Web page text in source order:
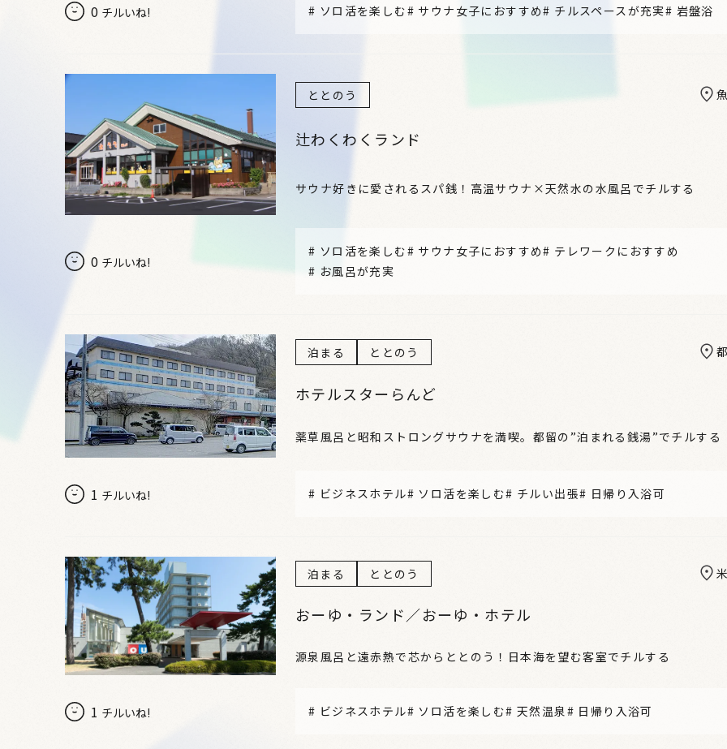
0 チルいね! # ソロ活を楽しむ# サウナ女子におすすめ# チルスペースが充実# 岩盤浴
ととのう
辻わくわくランド
0 チルいね!
サウナ好きに愛されるスパ銭！高温サウナ×天然水の水風呂でチルする
# ソロ活を楽しむ# サウナ女子におすすめ# テレワークにおすすめ
# お風呂が充実
泊まる ととのう
ホテルスターらんど
1 チルいね!
薬草風呂と昭和ストロングサウナを満喫。都留の”泊まれる銭湯”でチルする
# ビジネスホテル# ソロ活を楽しむ# チルい出張# 日帰り入浴可
泊まる ととのう
おーゆ・ランド／おーゆ・ホテル
1 チルいね!
源泉風呂と遠赤熱で芯からととのう！日本海を望む客室でチルする
# ビジネスホテル# ソロ活を楽しむ#天然温泉# 日帰り入浴可